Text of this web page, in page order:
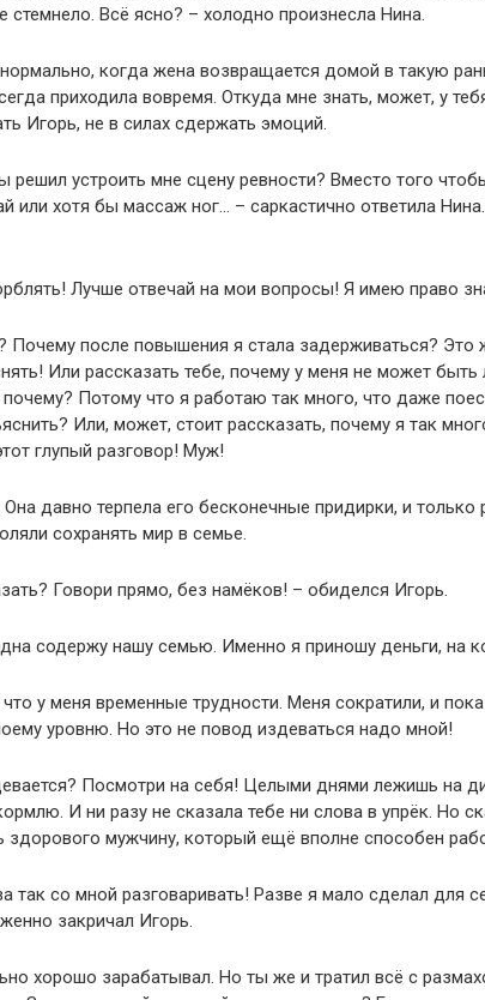
стемнело. Всё ясно? – холодно произнесла Нина.
когда жена возвращается домой в такую
приходила вовремя. Откуда мне знать, может, у
Игорь, не в силах сдержать эмоций.
решил устроить мне сцену ревности? Вместо того
или хотя бы массаж ног… – саркастично ответила
Лучше отвечай на мои вопросы! Я имею право
Почему после повышения я стала задерживаться? Это
Или рассказать тебе, почему у меня не может
Потому что я работаю так много, что даже
Или, может, стоит рассказать, почему я так
глупый разговор! Муж!
давно терпела его бесконечные придирки, и только
сохранять мир в семье.
Говори прямо, без намёков! – обиделся Игорь.
содержу нашу семью. Именно я приношу деньги, на
у меня временные трудности. Меня сократили, и
уровню. Но это не повод издеваться надо мной!
Посмотри на себя! Целыми днями лежишь на
И ни разу не сказала тебе ни слова в упрёк. Но
мужчину, который ещё вполне способен
так со мной разговаривать! Разве я мало сделал для
закричал Игорь.
хорошо зарабатывал. Но ты же и тратил всё с